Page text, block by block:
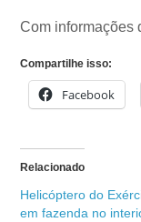
Com informações
Compartilhe isso:
Facebook
Relacionado
Helicóptero do
em fazenda no